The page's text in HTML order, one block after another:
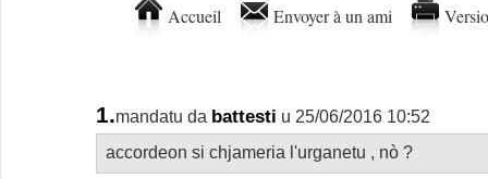
Accueil Envoyer à un ami
1.mandatu da battesti u 25/06/2016 10:52
accordeon si chjameria l'urganetu , nò ?